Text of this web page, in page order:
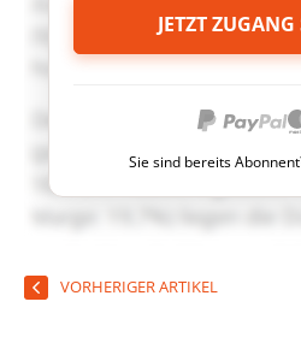
JETZT
Sie sind bereits
VORHERIGER ARTIKEL